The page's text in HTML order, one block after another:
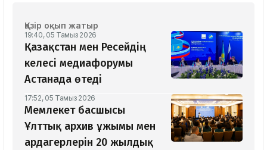
Қазір оқып жатыр
19:40, 05 Тамыз 2026
Қазақстан мен Ресейдің
келесі медиафорумы
Астанада өтеді
17:52, 05 Тамыз 2026
Мемлекет басшысы
Ұлттық архив ұжымы мен
ардагерлерін 20 жылдық